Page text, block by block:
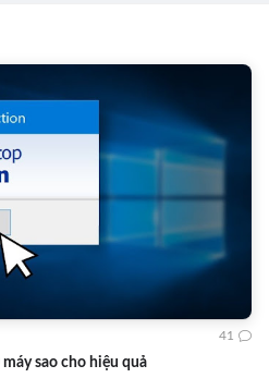
sao cho hiệu quả
41